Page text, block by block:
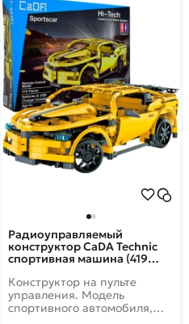
Радиоуправляемый
конструктор CaDA Technic
спортивная машина (419
Конструктор на пульте
управления. Модель
спортивного автомобиля,